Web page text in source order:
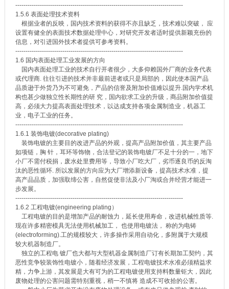
----------------------------------------------------------------------------------
1.5.6 表面处理技术资料
根据业者的反映，国内技术资料的获得不亦且缺乏，技术难以突破， 应
设置有健全的表面技术数据处理中心，对研究开发者适时提供新颖充份的
信息，对引进国外技术者提供可参考资料。
----------------------------------------------------------------------------------
1.6 国内表面处理工业发展的方向
国内表面处理工业的技术自行开者很少，大多仰赖国外厂商的业务代表
或代理商. 往往引进的技术并非最前进者或只是局部的，因此使本国产品
品质逊于外货乃为不可避免，产品的信誉及附加价值难以提升.国内学术机
构也甚少做独立性长期性的研 究，国内欲求工业的升级，商品附加价值提
高，必须大力提高表面处理技术，以达成支持各项金属制造业，机器工
业，电子工业的任务。
----------------------------------------------------------------------------------
1.6.1 装饰电镀(decorative plating)
装饰电镀的主要目的改进产品的外观，提高产品附加价值，其主要产品
如项链，胸 针，耳环等饰物，合法登记的装饰电镀厂不足十分的一，地下
小厂不需付税捐，废水处里费用等，导致小厂吃大厂，劣币逐良币的反淘
汰的恶性循环. 所以发展的方向应为大厂增添新设备，提高技术水准，提
高产品品质，加强取缔公害，自然促使非法及小厂淘或合并经营才能进一
步发展。
----------------------------------------------------------------------------------
1.6.2 工程电镀(engineering plating）
工程电镀的目的是增加产品的耐蚀力，延长使用寿命，改进机械性质等.
现在许多精密模具无法使用机械加工， 也使用电镀法， 称的为电铸
(electroforming).工的规模较大，许多操作采用自动化，多附属于大规模
较大机器制造厂。
独立的工程电 镀厂也大都与大型机器金属制造厂订有长期加工契约，其
恶性竞争较装饰性电镀小，随着经济发展，工程电镀技术水准必须精益求
精，力争上游，其发展是大有可为的工程电镀使用支持料数量钜大，因此
废物处理的公害问题需特别重视，稍一不慎将 造成不可收拾的公害。